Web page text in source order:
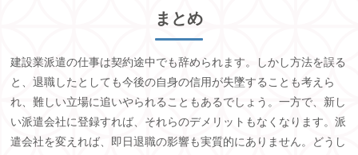
まとめ
建設業派遣の仕事は契約途中でも辞められます。しかし方法を誤る
と、退職したとしても今後の自身の信用が失墜することも考えら
れ、難しい立場に追いやられることもあるでしょう。一方で、新し
い派遣会社に登録すれば、それらのデメリットもなくなります。派
遣会社を変えれば、即日退職の影響も実質的にありません。どうし